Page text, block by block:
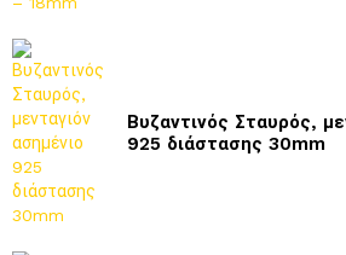
Βυζαντινός Σταυρός,
925 διάστασης 30mm